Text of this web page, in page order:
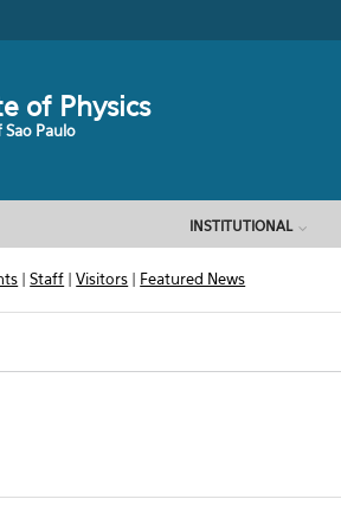
of Physics
Paulo
INSTITUTIONAL
|Staff |Visitors | Featured News